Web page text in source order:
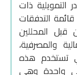
التمويلية ذات
قائمة التدفقات
المحللين
والمصرفية،
تستخدم هذه
واحدة وهي